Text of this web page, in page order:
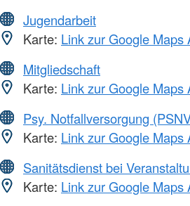
Jugendarbeit
Karte: Link zur Google Maps
Mitgliedschaft
Karte: Link zur Google Maps
Psy. Notfallversorgung
Karte: Link zur Google Maps
Sanitätsdienst bei
Karte: Link zur Google Maps